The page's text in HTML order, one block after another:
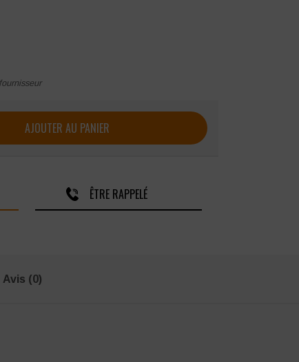
poly/PVC Singer
AJOUTER AU PANIER
ÊTRE RAPPELÉ
Avis (0)